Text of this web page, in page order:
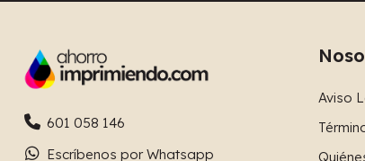
601 058 146
Escríbenos por Whatsapp
Aviso